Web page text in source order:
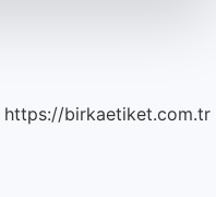
https://birkaetiket.com.tr